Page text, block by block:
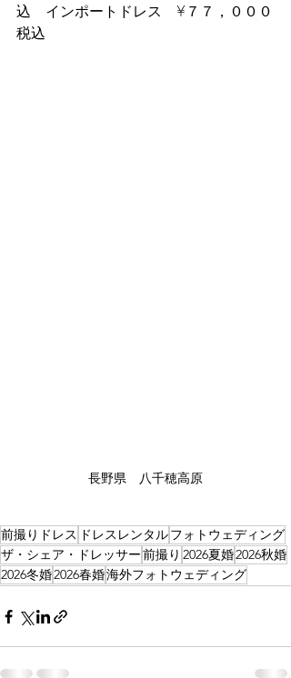
込　インポートドレス　¥７７，０００
税込
長野県　八千穂高原
前撮りドレス ドレスレンタルフォトウェディング
ザ・シェア・ドレッサー前撮り 2026夏婚2026秋婚
2026冬婚2026春婚海外フォトウェディング